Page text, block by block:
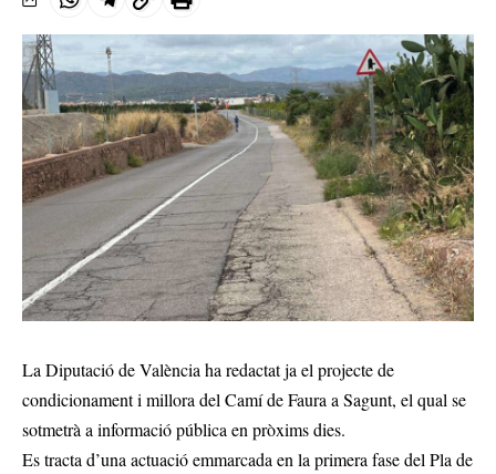
La Diputació de València ha redactat ja el projecte de
condicionament i millora del Camí de Faura a Sagunt, el qual se
sotmetrà a informació pública en pròxims dies.
Es tracta d’una actuació emmarcada en la primera fase del Pla de